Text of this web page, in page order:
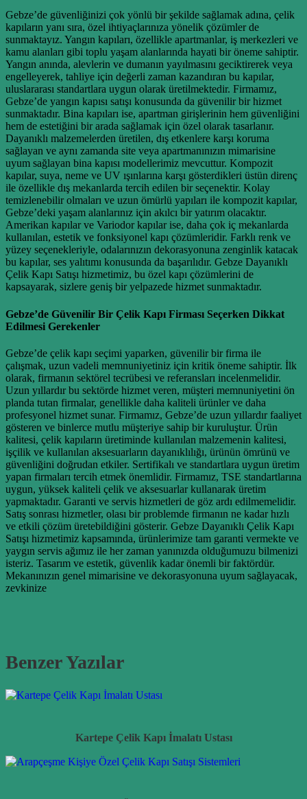
Gebze’de güvenliğinizi çok yönlü bir şekilde sağlamak adına, çelik
kapıların yanı sıra, özel ihtiyaçlarınıza yönelik çözümler de
sunmaktayız. Yangın kapıları, özellikle apartmanlar, iş merkezleri ve
kamu alanları gibi toplu yaşam alanlarında hayati bir öneme sahiptir.
Yangın anında, alevlerin ve dumanın yayılmasını geciktirerek veya
engelleyerek, tahliye için değerli zaman kazandıran bu kapılar,
uluslararası standartlara uygun olarak üretilmektedir. Firmamız,
Gebze’de yangın kapısı satışı konusunda da güvenilir bir hizmet
sunmaktadır. Bina kapıları ise, apartman girişlerinin hem güvenliğini
hem de estetiğini bir arada sağlamak için özel olarak tasarlanır.
Dayanıklı malzemelerden üretilen, dış etkenlere karşı koruma
sağlayan ve aynı zamanda site veya apartmanınızın mimarisine
uyum sağlayan bina kapısı modellerimiz mevcuttur. Kompozit
kapılar, suya, neme ve UV ışınlarına karşı gösterdikleri üstün direnç
ile özellikle dış mekanlarda tercih edilen bir seçenektir. Kolay
temizlenebilir olmaları ve uzun ömürlü yapıları ile kompozit kapılar,
Gebze’deki yaşam alanlarınız için akılcı bir yatırım olacaktır.
Amerikan kapılar ve Variodor kapılar ise, daha çok iç mekanlarda
kullanılan, estetik ve fonksiyonel kapı çözümleridir. Farklı renk ve
yüzey seçenekleriyle, odalarınızın dekorasyonuna zenginlik katacak
bu kapılar, ses yalıtımı konusunda da başarılıdır. Gebze Dayanıklı
Çelik Kapı Satışı hizmetimiz, bu özel kapı çözümlerini de
kapsayarak, sizlere geniş bir yelpazede hizmet sunmaktadır.
Gebze’de Güvenilir Bir Çelik Kapı Firması Seçerken Dikkat
Edilmesi Gerekenler
Gebze’de çelik kapı seçimi yaparken, güvenilir bir firma ile
çalışmak, uzun vadeli memnuniyetiniz için kritik öneme sahiptir. İlk
olarak, firmanın sektörel tecrübesi ve referansları incelenmelidir.
Uzun yıllardır bu sektörde hizmet veren, müşteri memnuniyetini ön
planda tutan firmalar, genellikle daha kaliteli ürünler ve daha
profesyonel hizmet sunar. Firmamız, Gebze’de uzun yıllardır faaliyet
gösteren ve binlerce mutlu müşteriye sahip bir kuruluştur. Ürün
kalitesi, çelik kapıların üretiminde kullanılan malzemenin kalitesi,
işçilik ve kullanılan aksesuarların dayanıklılığı, ürünün ömrünü ve
güvenliğini doğrudan etkiler. Sertifikalı ve standartlara uygun üretim
yapan firmaları tercih etmek önemlidir. Firmamız, TSE standartlarına
uygun, yüksek kaliteli çelik ve aksesuarlar kullanarak üretim
yapmaktadır. Garanti ve servis hizmetleri de göz ardı edilmemelidir.
Satış sonrası hizmetler, olası bir problemde firmanın ne kadar hızlı
ve etkili çözüm üretebildiğini gösterir. Gebze Dayanıklı Çelik Kapı
Satışı hizmetimiz kapsamında, ürünlerimize tam garanti vermekte ve
yaygın servis ağımız ile her zaman yanınızda olduğumuzu bilmenizi
isteriz. Tasarım ve estetik, güvenlik kadar önemli bir faktördür.
Mekanınızın genel mimarisine ve dekorasyonuna uyum sağlayacak,
zevkinize
Benzer Yazılar
Kartepe Çelik Kapı İmalatı Ustası